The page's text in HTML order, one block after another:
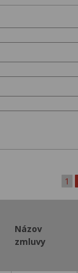
1
Názov
zmluvy